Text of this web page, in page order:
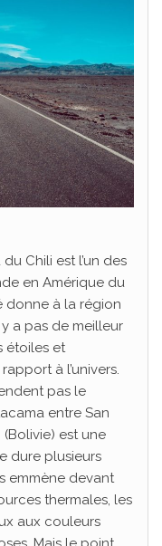
Chili est l’un des
en Amérique du
donne à la région
a pas de meilleur
étoiles et
à l’univers.
pas le
entre San
est une
dure plusieurs
emmène devant
thermales, les
aux couleurs